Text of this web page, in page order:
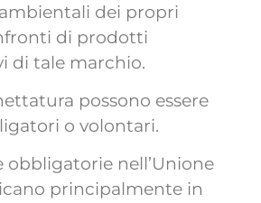
dei propri
di prodotti
di tale marchio.
possono essere
o volontari.
nell’Unione
principalmente in